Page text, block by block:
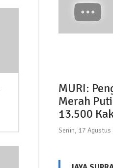
MURI:
Merah
13.500
Senin, 17